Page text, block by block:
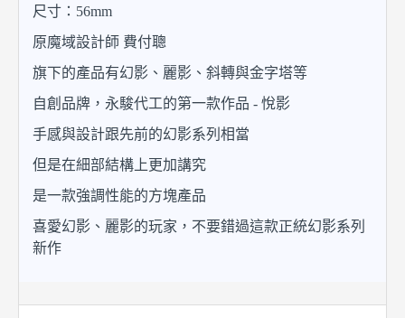
尺寸：56mm
原魔域設計師 費付聰
旗下的產品有幻影、麗影、斜轉與金字塔等
自創品牌，永駿代工的第一款作品 - 悅影
手感與設計跟先前的幻影系列相當
但是在細部結構上更加講究
是一款強調性能的方塊產品
喜愛幻影、麗影的玩家，不要錯過這款正統幻影系列
新作